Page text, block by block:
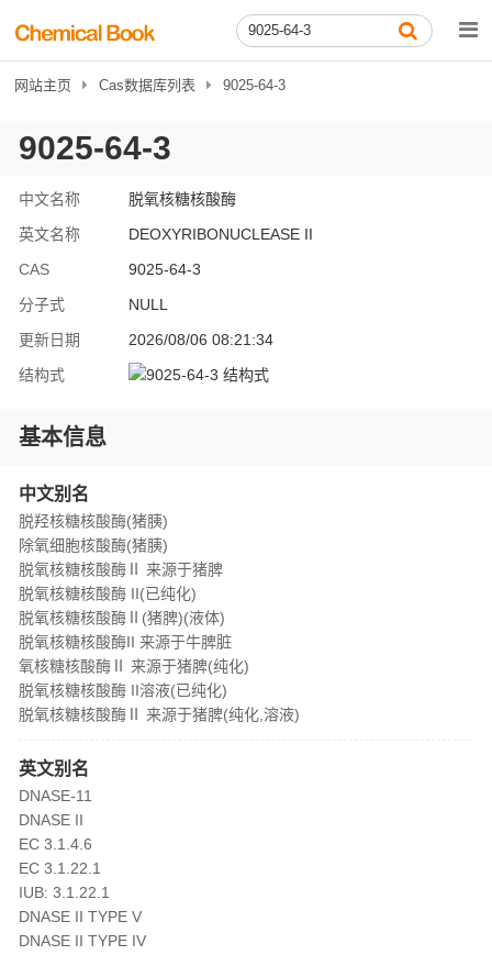
网站主页 Cas数据库列表 9025-64-3
9025-64-3
中文名称
脱氧核糖核酸酶
英文名称
DEOXYRIBONUCLEASE II
CAS
9025-64-3
分子式
NULL
更新日期
2026/08/06 08:21:34
结构式
基本信息
中文别名
脱羟核糖核酸酶(猪胰)
除氧细胞核酸酶(猪胰)
脱氧核糖核酸酶Ⅱ 来源于猪脾
脱氧核糖核酸酶 II(已纯化)
脱氧核糖核酸酶Ⅱ(猪脾)(液体)
脱氧核糖核酸酶II 来源于牛脾脏
氧核糖核酸酶Ⅱ 来源于猪脾(纯化)
脱氧核糖核酸酶 II溶液(已纯化)
脱氧核糖核酸酶Ⅱ 来源于猪脾(纯化,溶液)
英文别名
DNASE-11
DNASE II
EC 3.1.4.6
EC 3.1.22.1
IUB: 3.1.22.1
DNASE II TYPE V
DNASE II TYPE IV